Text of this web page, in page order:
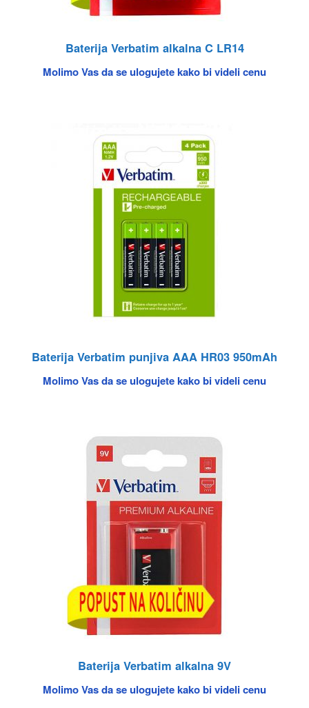
Baterija Verbatim alkalna C LR14
Molimo Vas da se ulogujete kako bi videli cenu
Baterija Verbatim punjiva AAA HR03 950mAh
Molimo Vas da se ulogujete kako bi videli cenu
Baterija Verbatim alkalna 9V
Molimo Vas da se ulogujete kako bi videli cenu